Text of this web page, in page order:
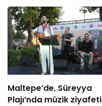
Maltepe’de, Süreyya
Plajı’nda müzik ziyafeti